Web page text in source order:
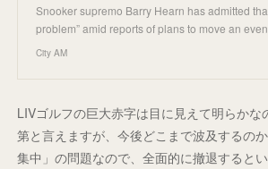
Snooker supremo Barry Hearn has admitted
problem” amid reports of plans to move an
City AM
LIVゴルフの巨大赤字は目に見えて明らかな
第と言えますが、今後どこまで波及するの
集中」の問題なので、全面的に撤退すると